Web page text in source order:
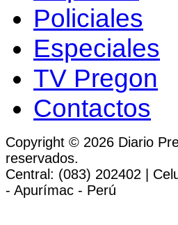
Policiales
Especiales
TV Pregon
Contactos
Copyright © 2026 Diario
reservados.
Central: (083) 202402 |
- Apurímac - Perú